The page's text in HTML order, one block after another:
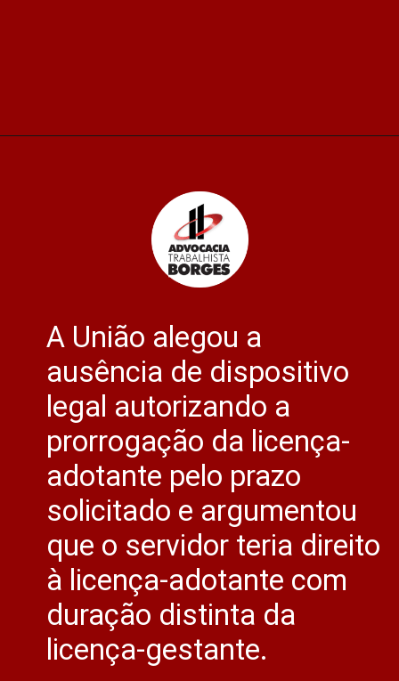
A União alegou a
ausência de dispositivo
legal autorizando a
prorrogação da licença-
adotante pelo prazo
solicitado e argumentou
que o servidor teria direito
à licença-adotante com
duração distinta da
licença-gestante.